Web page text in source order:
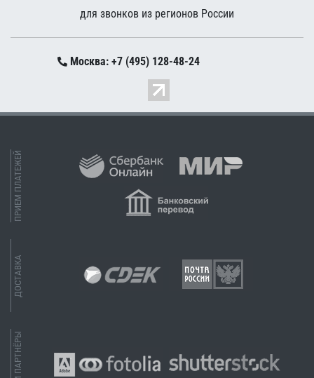
для звонков из регионов России
Москва: +7 (495) 128-48-24
ПРИЕМ ПЛАТЕЖЕЙ
ДОСТАВКА